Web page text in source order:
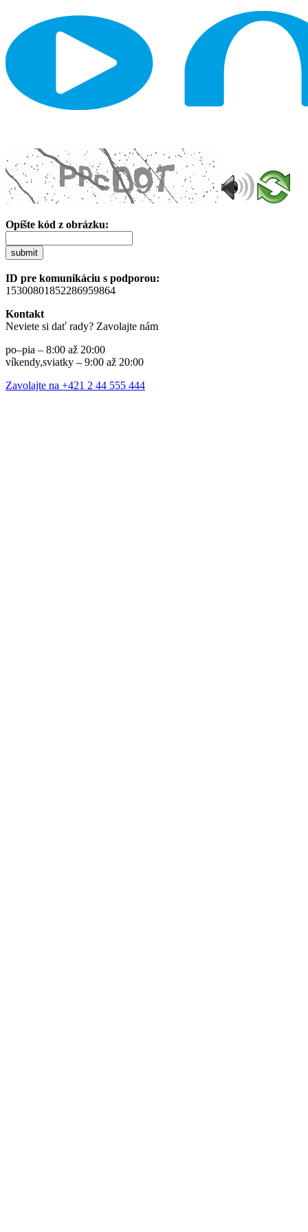
Opíšte kód z obrázku:
submit
ID pre komunikáciu s podporou:
15300801852286959864
Kontakt
Neviete si dať rady? Zavolajte nám
po–pia – 8:00 až 20:00
víkendy,sviatky – 9:00 až 20:00
Zavolajte na +421 2 44 555 444